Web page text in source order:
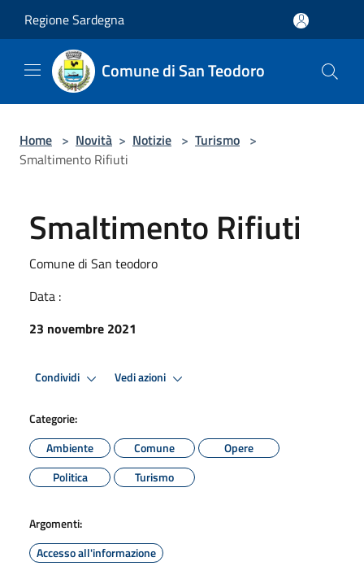
Regione Sardegna
Comune di San Teodoro
Home > Novità > Notizie > Turismo >
Smaltimento Rifiuti
Smaltimento Rifiuti
Comune di San teodoro
Data :
23 novembre 2021
Condividi Vedi azioni
Categorie:
Ambiente
Comune
Opere
Politica
Turismo
Argomenti:
Accesso all'informazione